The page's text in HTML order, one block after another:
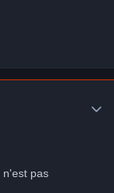
n'est pas